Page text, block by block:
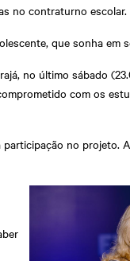
no contraturno escolar.
que sonha em
no último sábado
com os
no projeto.